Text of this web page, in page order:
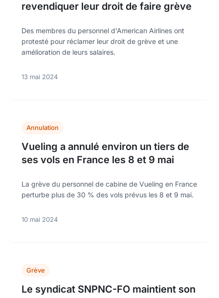
revendiquer leur droit de faire grève
Des membres du personnel d'American Airlines ont
protesté pour réclamer leur droit de grève et une
amélioration de leurs salaires.
13 mai 2024
Annulation
Vueling a annulé environ un tiers de
ses vols en France les 8 et 9 mai
La grève du personnel de cabine de Vueling en France
perturbe plus de 30 % des vols prévus les 8 et 9 mai.
10 mai 2024
Grève
Le syndicat SNPNC-FO maintient son